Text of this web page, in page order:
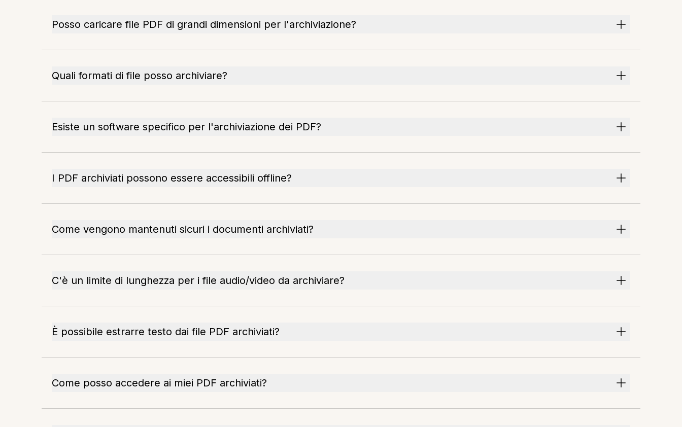
Posso caricare file PDF di grandi dimensioni per l'archiviazione?
Quali formati di file posso archiviare?
Esiste un software specifico per l'archiviazione dei PDF?
I PDF archiviati possono essere accessibili offline?
Come vengono mantenuti sicuri i documenti archiviati?
C'è un limite di lunghezza per i file audio/video da archiviare?
È possibile estrarre testo dai file PDF archiviati?
Come posso accedere ai miei PDF archiviati?